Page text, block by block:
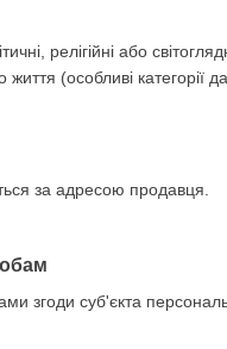
релігійні або
(особливі категорії
за адресою продавця.
згоди суб'єкта